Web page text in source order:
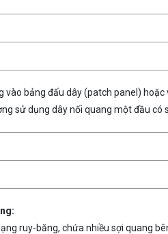
vào bảng đấu dây (patch panel)
sử dụng dây nối quang một đầu có
ruy-băng, chứa nhiều sợi quang